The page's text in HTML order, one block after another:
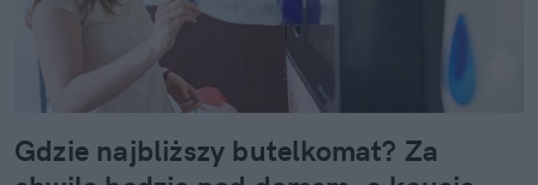
Gdzie najbliższy butelkomat? Za